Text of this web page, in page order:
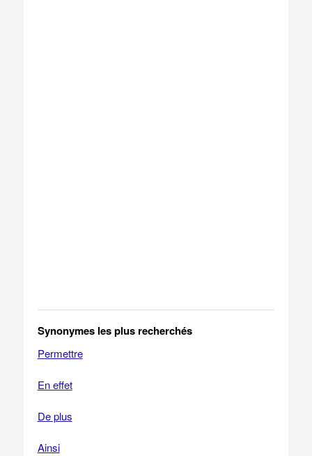
Synonymes les plus recherchés
Permettre
En effet
De plus
Ainsi